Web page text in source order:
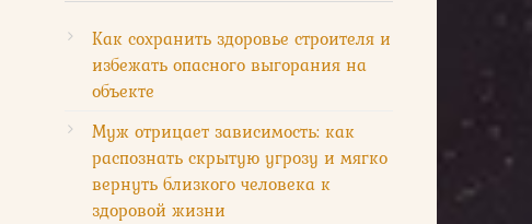
Как сохранить здоровье строителя и
избежать опасного выгорания на
объекте
Муж отрицает зависимость: как
распознать скрытую угрозу и мягко
вернуть близкого человека к
здоровой жизни